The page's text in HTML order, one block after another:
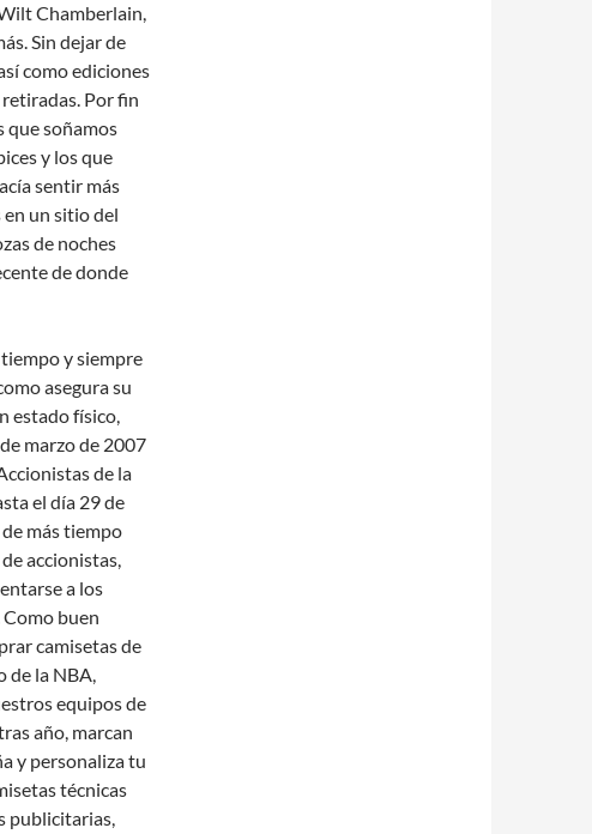
Chamberlain,
Sin dejar de
como ediciones
Por fin
que soñamos
y los que
sentir más
en un sitio del
de noches
de donde
y siempre
asegura su
estado físico,
marzo de 2007
de la
el día 29 de
más tiempo
accionistas,
a los
buen
camisetas de
de la NBA,
equipos de
año, marcan
y personaliza tu
técnicas
publicitarias,